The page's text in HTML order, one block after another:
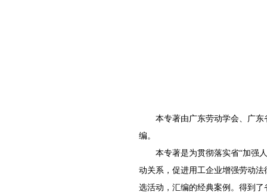
本专著由广东劳动学会、广东省
编。
本专著是为贯彻落实省“加强人
动关系，促进用工企业增强劳动
选活动，汇编的经典案例。得到